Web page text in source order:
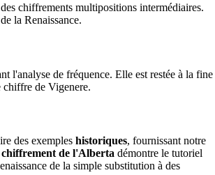
chiffrements multipositions intermédiaires.
la Renaissance.
l'analyse de fréquence. Elle est restée à la fine
chiffre de Vigenere.
des exemples historiques, fournissant notre
chiffrement de l'Alberta démontre le tutoriel
de la simple substitution à des